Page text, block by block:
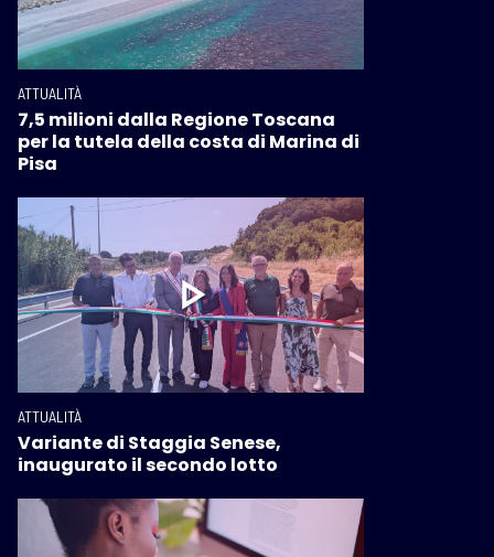
ATTUALITÀ
7,5 milioni dalla Regione Toscana
per la tutela della costa di Marina di
Pisa
ATTUALITÀ
Variante di Staggia Senese,
inaugurato il secondo lotto